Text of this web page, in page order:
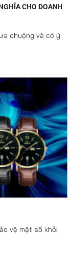
CHO DOANH
chuộng và có ý
vệ mặt số khỏi